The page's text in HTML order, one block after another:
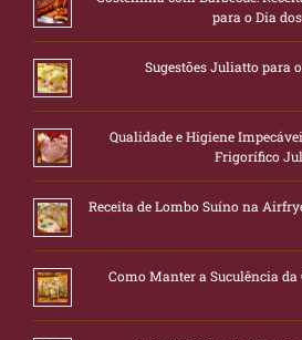
para o Dia
Sugestões Juliatto para
Qualidade e Higiene
Frigorífico
Receita de Lombo Suíno na
Como Manter a Suculência